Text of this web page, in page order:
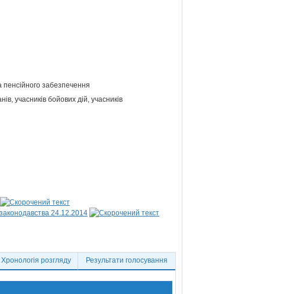
пенсійного забезпечення
учасників бойових дій, учасників
24.12.2014
Хронологія розгляду Результати голосування